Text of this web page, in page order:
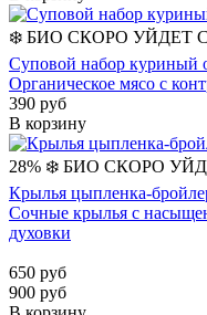
❄️ БИО СКОРО УЙДЕТ
Суповой набор куриный
Органическое мясо с
390 руб
В корзину
28% ❄️ БИО СКОРО
Крылья цыпленка-
Сочные крылья с
духовки
650 руб
900 руб